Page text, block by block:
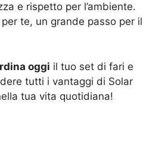
e rispetto per l’ambiente.
te, un grande passo per il
oggi il tuo set di fari e
tutti i vantaggi di Solar
tua vita quotidiana!